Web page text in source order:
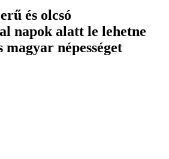
és olcsó
napok alatt le lehetne
népességet